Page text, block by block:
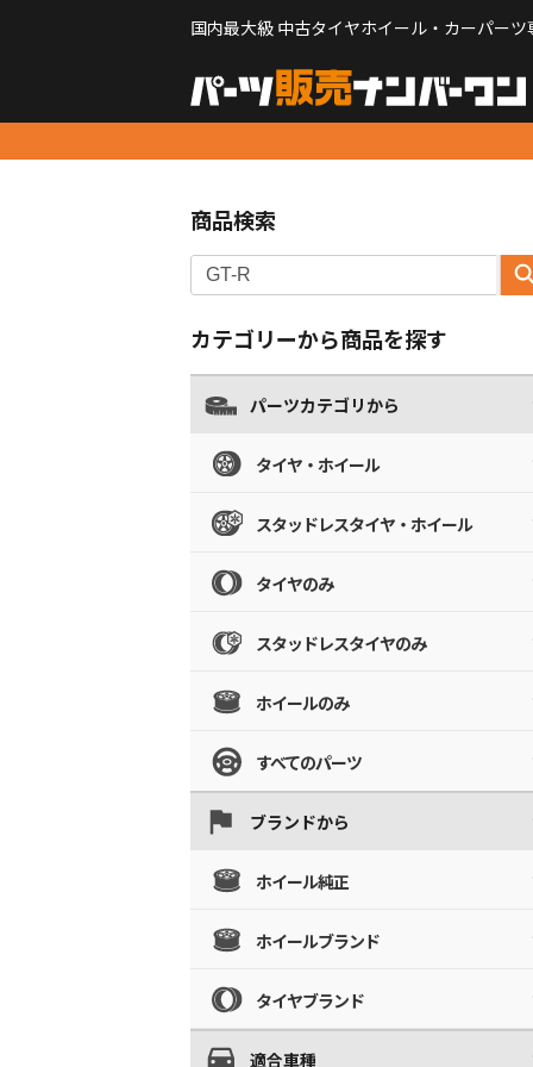
国内最大級 中古タイヤホイール・カーパーツ
商品検索
カテゴリーから商品を探す
パーツカテゴリから
タイヤ・ホイール
スタッドレスタイヤ・ホイール
タイヤのみ
スタッドレスタイヤのみ
ホイールのみ
すべてのパーツ
ブランドから
ホイール純正
ホイールブランド
タイヤブランド
適合車種